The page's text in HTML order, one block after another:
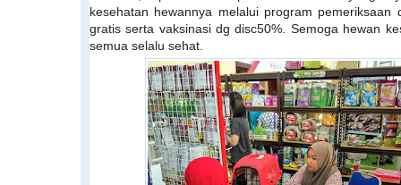
kesehatan hewannya melalui program pemeriksaan
gratis serta vaksinasi dg disc50%. Semoga hewan
semua selalu sehat.